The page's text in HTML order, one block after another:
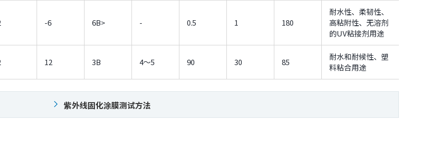
-6 6B> - 0.5 1 180
耐水性、柔韧性、
高粘附性、无溶剂
的UV粘接剂用途
12 3B 4～5 90 30 85
耐水和耐候性、塑
料粘合用途
紫外线固化涂膜测试方法